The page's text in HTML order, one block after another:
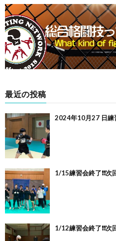
最近の投稿
2024年10月27 日練
1/15練習会終了❗️❗️次
1/12練習会終了❗️❗️次